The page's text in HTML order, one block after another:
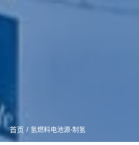
首页 / 氢燃料电池源-制氢